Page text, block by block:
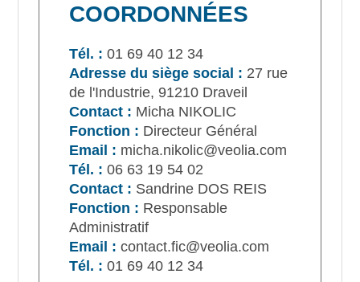
COORDONNÉES
Tél. : 01 69 40 12 34
Adresse du siège social : 27 rue
de l'Industrie, 91210 Draveil
Contact : Micha NIKOLIC
Fonction : Directeur Général
Email : micha.nikolic@veolia.com
Tél. : 06 63 19 54 02
Contact : Sandrine DOS REIS
Fonction : Responsable
Administratif
Email : contact.fic@veolia.com
Tél. : 01 69 40 12 34